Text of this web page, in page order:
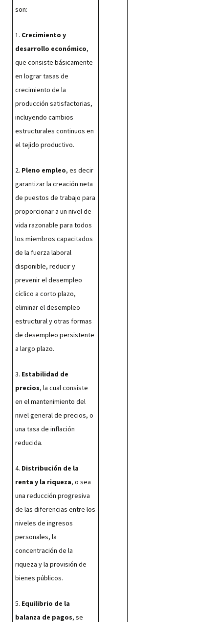
son:
1. Crecimiento y
desarrollo económico,
que consiste básicamente
en lograr tasas de
crecimiento de la
producción satisfactorias,
incluyendo cambios
estructurales continuos en
el tejido productivo.
2. Pleno empleo, es decir
garantizar la creación neta
de puestos de trabajo para
proporcionar a un nivel de
vida razonable para todos
los miembros capacitados
de la fuerza laboral
disponible, reducir y
prevenir el desempleo
cíclico a corto plazo,
eliminar el desempleo
estructural y otras formas
de desempleo persistente
a largo plazo.
3. Estabilidad de
precios, la cual consiste
en el mantenimiento del
nivel general de precios, o
una tasa de inflación
reducida.
4. Distribución de la
renta y la riqueza, o sea
una reducción progresiva
de las diferencias entre los
niveles de ingresos
personales, la
concentración de la
riqueza y la provisión de
bienes públicos.
5. Equilibrio de la
balanza de pagos, se